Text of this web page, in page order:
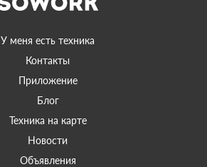
У меня есть техника
Контакты
Приложение
Блог
Техника на карте
Новости
Объявления